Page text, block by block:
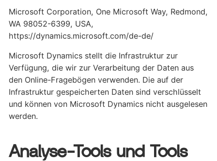
Microsoft Corporation, One Microsoft Way, Redmond,
WA 98052-6399, USA,
https://dynamics.microsoft.com/de-de/
Microsoft Dynamics stellt die Infrastruktur zur
Verfügung, die wir zur Verarbeitung der Daten aus
den Online-Fragebögen verwenden. Die auf der
Infrastruktur gespeicherten Daten sind verschlüsselt
und können von Microsoft Dynamics nicht ausgelesen
werden.
Analyse-Tools und Tools